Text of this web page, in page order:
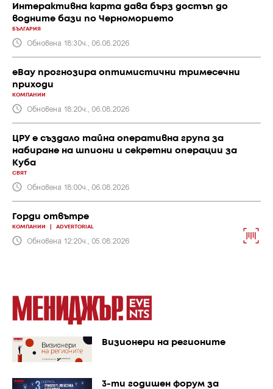
Интерактивна карта дава бърз достъп до
водните бази по Черноморието
БЪЛГАРИЯ
Обновена 18:30ч., 06.08.2026
eBay прогнозира оптимистични тримесечни
приходи
КОМПАНИИ
Обновена 18:20ч., 06.08.2026
ЦРУ е създало тайна оперативна група за
набиране на шпиони и секретни операции за
Куба
СВЯТ
Обновена 18:00ч., 06.08.2026
Горди отвътре
КОМПАНИИ ADVERTORIAL
Обновена 12:20ч., 05.08.2026
Визионери на регионите
3-ти годишен форум за